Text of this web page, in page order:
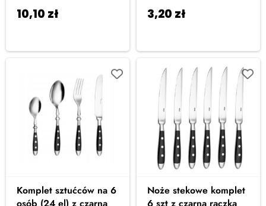
10,10 zł 3,20 zł
Komplet sztućców na 6
Noże stekowe komplet